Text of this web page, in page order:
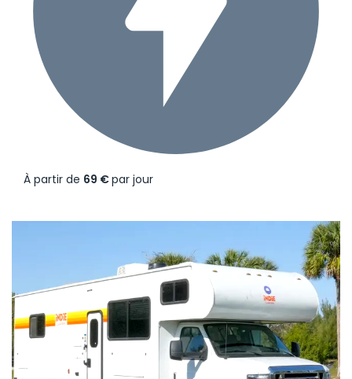
À partir de 69 €par jour